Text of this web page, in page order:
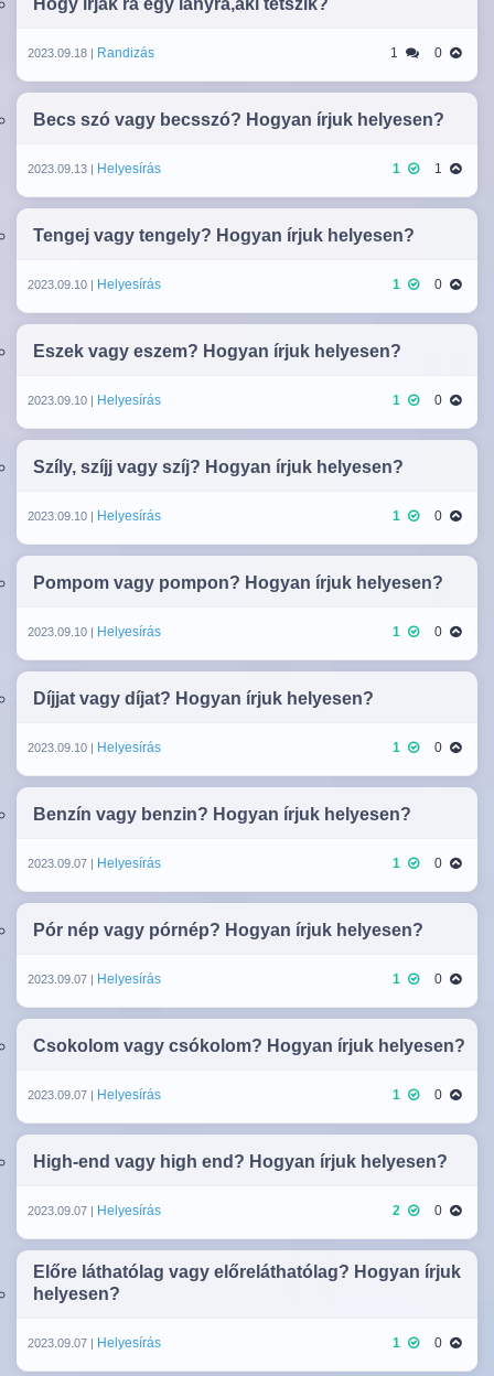
2023.09.18 | Randizás 1 0
Becs szó vagy becsszó? Hogyan írjuk helyesen?
2023.09.13 | Helyesírás 1 1
Tengej vagy tengely? Hogyan írjuk helyesen?
2023.09.10 | Helyesírás 1 0
Eszek vagy eszem? Hogyan írjuk helyesen?
2023.09.10 | Helyesírás 1 0
Szíly, szíjj vagy szíj? Hogyan írjuk helyesen?
2023.09.10 | Helyesírás 1 0
Pompom vagy pompon? Hogyan írjuk helyesen?
2023.09.10 | Helyesírás 1 0
Díjjat vagy díjat? Hogyan írjuk helyesen?
2023.09.10 | Helyesírás 1 0
Benzín vagy benzin? Hogyan írjuk helyesen?
2023.09.07 | Helyesírás 1 0
Pór nép vagy pórnép? Hogyan írjuk helyesen?
2023.09.07 | Helyesírás 1 0
Csokolom vagy csókolom? Hogyan írjuk helyesen?
2023.09.07 | Helyesírás 1 0
High-end vagy high end? Hogyan írjuk helyesen?
2023.09.07 | Helyesírás 2 0
Előre láthatólag vagy előreláthatólag? Hogyan írjuk
helyesen?
2023.09.07 | Helyesírás 1 0